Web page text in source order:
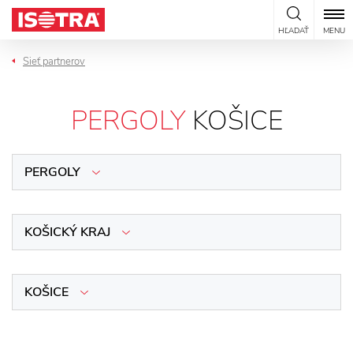
Preskočiť na obsah
HĽADAŤ MENU
Sieť partnerov
PERGOLYKOŠICE
PERGOLY
KOŠICKÝ KRAJ
KOŠICE